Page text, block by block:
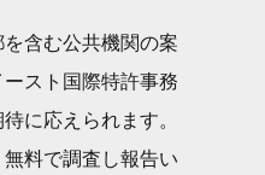
含む公共機関の案
スト国際特許事務
に応えられます。
料で調査し報告い